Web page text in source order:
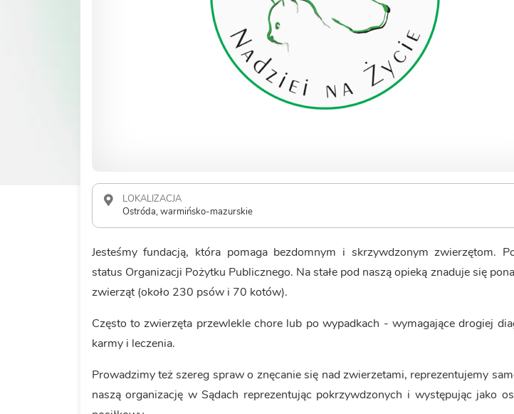
LOKALIZACJA
Ostróda, warmińsko-mazurskie
Jesteśmy fundacją, która pomaga bezdomnym i skrzywdzonym zwierzętom.
status Organizacji Pożytku Publicznego. Na stałe pod naszą opieką znaduje się
zwierząt (około 230 psów i 70 kotów).
Często to zwierzęta przewlekle chore lub po wypadkach - wymagające drogiej
karmy i leczenia.
Prowadzimy też szereg spraw o znęcanie się nad zwierzetami, reprezentujemy
naszą organizację w Sądach reprezentując pokrzywdzonych i występując jako